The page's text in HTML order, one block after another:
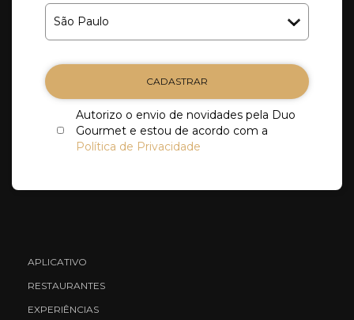
CADASTRAR
Autorizo o envio de novidades pela Duo
Gourmet e estou de acordo com a
Política de Privacidade
APLICATIVO
RESTAURANTES
EXPERIÊNCIAS